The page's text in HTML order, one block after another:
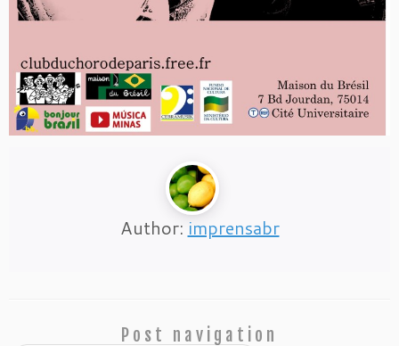
Author: imprensabr
Post navigation